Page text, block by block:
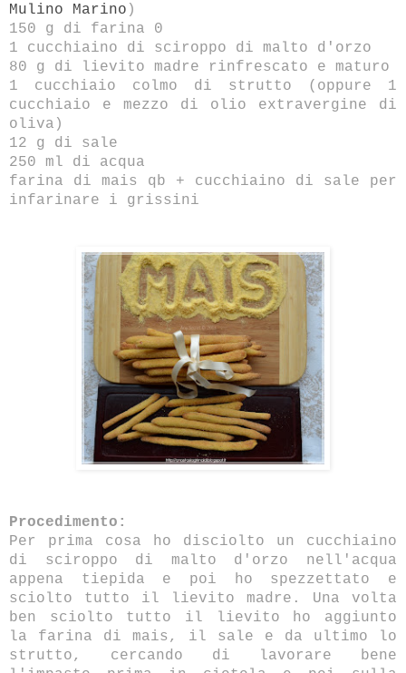
Mulino Marino )
150 g di farina 0
1 cucchiaino di sciroppo di malto d'orzo
80 g di lievito madre rinfrescato e maturo
1 cucchiaio colmo di strutto (oppure 1
cucchiaio e mezzo di olio extravergine di
oliva)
12 g di sale
250 ml di acqua
farina di mais qb + cucchiaino di sale per
infarinare i grissini
Procedimento:
Per prima cosa ho disciolto un cucchiaino
di sciroppo di malto d'orzo nell'acqua
appena tiepida e poi ho spezzettato e
sciolto tutto il lievito madre. Una volta
ben sciolto tutto il lievito ho aggiunto
la farina di mais, il sale e da ultimo lo
strutto, cercando di lavorare bene